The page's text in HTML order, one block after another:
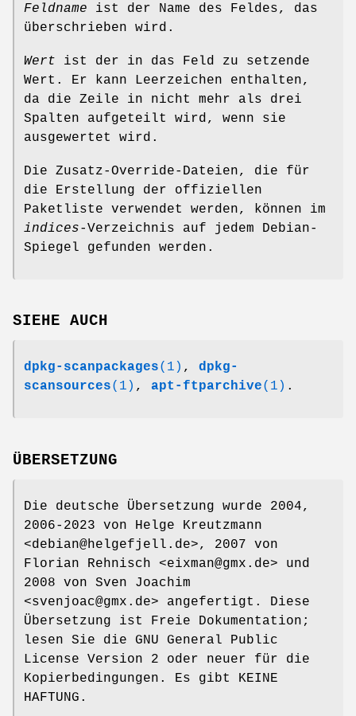
Feldname ist der Name des Feldes, das
überschrieben wird.
Wert ist der in das Feld zu setzende
Wert. Er kann Leerzeichen enthalten,
da die Zeile in nicht mehr als drei
Spalten aufgeteilt wird, wenn sie
ausgewertet wird.
Die Zusatz-Override-Dateien, die für
die Erstellung der offiziellen
Paketliste verwendet werden, können im
indices-Verzeichnis auf jedem Debian-
Spiegel gefunden werden.
SIEHE AUCH
dpkg-scanpackages(1) , dpkg-
scansources(1) , apt-ftparchive(1) .
ÜBERSETZUNG
Die deutsche Übersetzung wurde 2004,
2006-2023 von Helge Kreutzmann
<debian@helgefjell.de>, 2007 von
Florian Rehnisch <eixman@gmx.de> und
2008 von Sven Joachim
<svenjoac@gmx.de> angefertigt. Diese
Übersetzung ist Freie Dokumentation;
lesen Sie die GNU General Public
License Version 2 oder neuer für die
Kopierbedingungen. Es gibt KEINE
HAFTUNG.